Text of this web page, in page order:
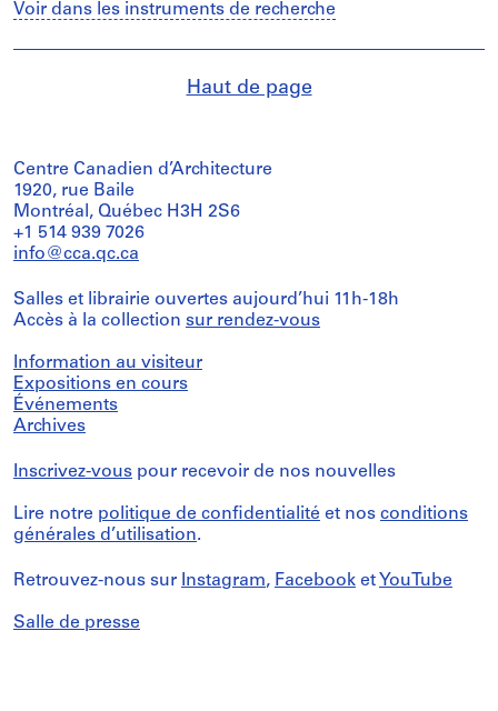
Voir dans les instruments de recherche
Haut de page
Centre Canadien d’Architecture
1920, rue Baile
Montréal, Québec H3H 2S6
+1 514 939 7026
info@cca.qc.ca
Salles et librairie ouvertes aujourd’hui 11h-18h
Accès à la collection sur rendez-vous
Information au visiteur
Expositions en cours
Événements
Archives
Inscrivez-vous pour recevoir de nos nouvelles
Lire notre politique de confidentialité et nos conditions
générales d’utilisation.
Retrouvez-nous sur Instagram, Facebook et YouTube
Salle de presse